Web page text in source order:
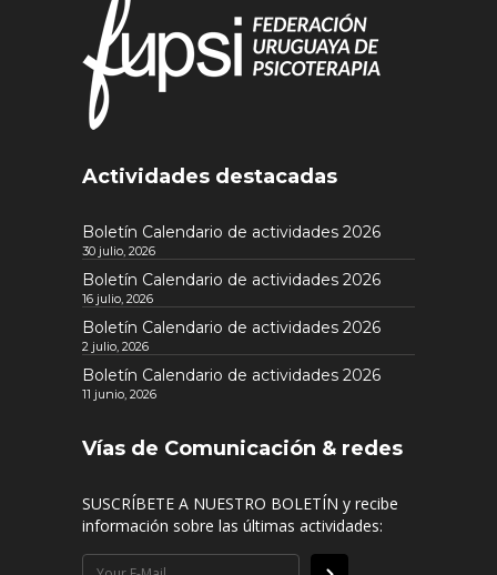
Actividades destacadas
Boletín Calendario de actividades 2026
30 julio, 2026
Boletín Calendario de actividades 2026
16 julio, 2026
Boletín Calendario de actividades 2026
2 julio, 2026
Boletín Calendario de actividades 2026
11 junio, 2026
Vías de Comunicación & redes
SUSCRÍBETE A NUESTRO BOLETÍN y recibe
información sobre las últimas actividades: